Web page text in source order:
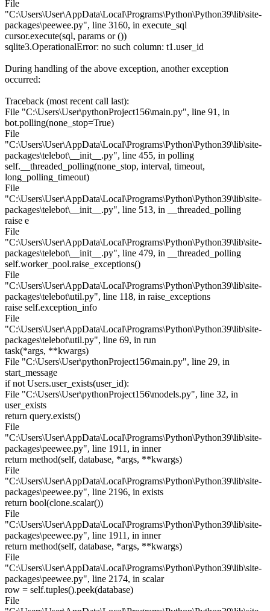
File
"C:\Users\User\AppData\Local\Programs\Python\Python39\lib\site-
packages\peewee.py", line 3160, in execute_sql
cursor.execute(sql, params or ())
sqlite3.OperationalError: no such column: t1.user_id
During handling of the above exception, another exception
occurred:
Traceback (most recent call last):
File "C:\Users\User\pythonProject156\main.py", line 91, in
bot.polling(none_stop=True)
File
"C:\Users\User\AppData\Local\Programs\Python\Python39\lib\site-
packages\telebot\__init__.py", line 455, in polling
self.__threaded_polling(none_stop, interval, timeout,
long_polling_timeout)
File
"C:\Users\User\AppData\Local\Programs\Python\Python39\lib\site-
packages\telebot\__init__.py", line 513, in __threaded_polling
raise e
File
"C:\Users\User\AppData\Local\Programs\Python\Python39\lib\site-
packages\telebot\__init__.py", line 479, in __threaded_polling
self.worker_pool.raise_exceptions()
File
"C:\Users\User\AppData\Local\Programs\Python\Python39\lib\site-
packages\telebot\util.py", line 118, in raise_exceptions
raise self.exception_info
File
"C:\Users\User\AppData\Local\Programs\Python\Python39\lib\site-
packages\telebot\util.py", line 69, in run
task(*args, **kwargs)
File "C:\Users\User\pythonProject156\main.py", line 29, in
start_message
if not Users.user_exists(user_id):
File "C:\Users\User\pythonProject156\models.py", line 32, in
user_exists
return query.exists()
File
"C:\Users\User\AppData\Local\Programs\Python\Python39\lib\site-
packages\peewee.py", line 1911, in inner
return method(self, database, *args, **kwargs)
File
"C:\Users\User\AppData\Local\Programs\Python\Python39\lib\site-
packages\peewee.py", line 2196, in exists
return bool(clone.scalar())
File
"C:\Users\User\AppData\Local\Programs\Python\Python39\lib\site-
packages\peewee.py", line 1911, in inner
return method(self, database, *args, **kwargs)
File
"C:\Users\User\AppData\Local\Programs\Python\Python39\lib\site-
packages\peewee.py", line 2174, in scalar
row = self.tuples().peek(database)
File